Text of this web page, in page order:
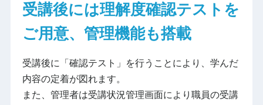
受講後には理解度確認テストを
ご用意、管理機能も搭載
受講後に「確認テスト」を行うことにより、学んだ
内容の定着が図れます。
また、管理者は受講状況管理画面により職員の受講